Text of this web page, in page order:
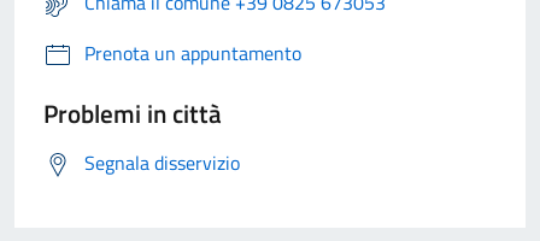
Prenota un appuntamento
Problemi in città
Segnala disservizio